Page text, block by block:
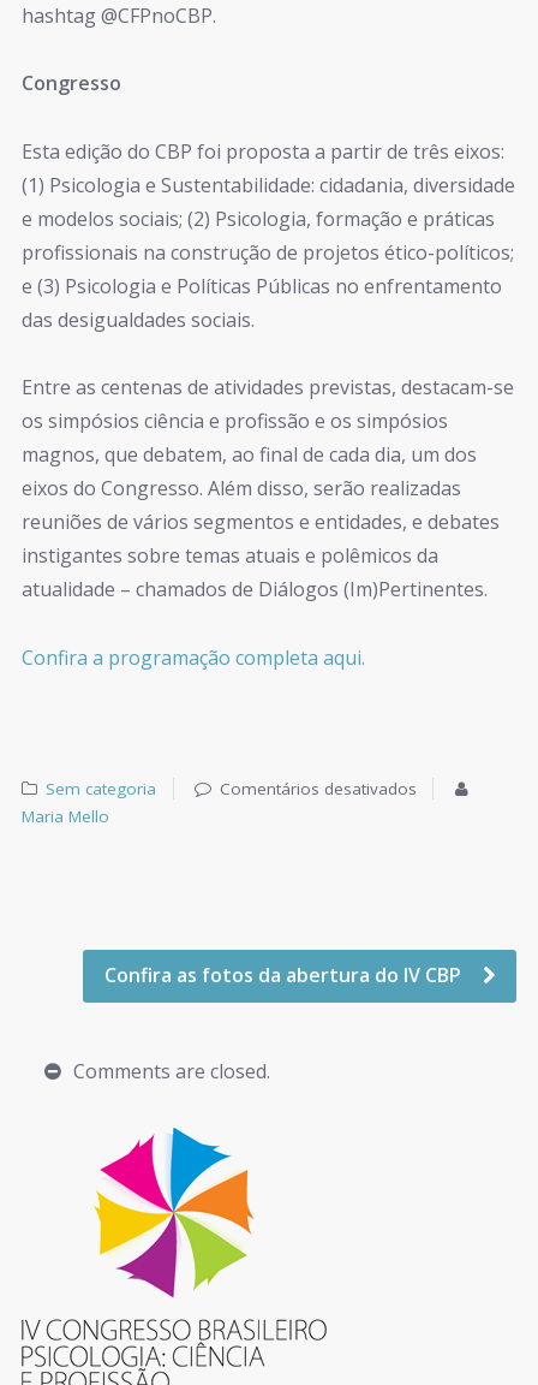
hashtag @CFPnoCBP.
Congresso
Esta edição do CBP foi proposta a partir de três eixos:
(1) Psicologia e Sustentabilidade: cidadania, diversidade
e modelos sociais; (2) Psicologia, formação e práticas
profissionais na construção de projetos ético-políticos;
e (3) Psicologia e Políticas Públicas no enfrentamento
das desigualdades sociais.
Entre as centenas de atividades previstas, destacam-se
os simpósios ciência e profissão e os simpósios
magnos, que debatem, ao final de cada dia, um dos
eixos do Congresso. Além disso, serão realizadas
reuniões de vários segmentos e entidades, e debates
instigantes sobre temas atuais e polêmicos da
atualidade – chamados de Diálogos (Im)Pertinentes.
Confira a programação completa aqui.
Sem categoria
Comentários desativados
Maria Mello
Confira as fotos da abertura do IV CBP
Comments are closed.